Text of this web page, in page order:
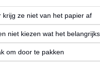
ze niet van het papier af
niet kiezen wat het
om door te pakken